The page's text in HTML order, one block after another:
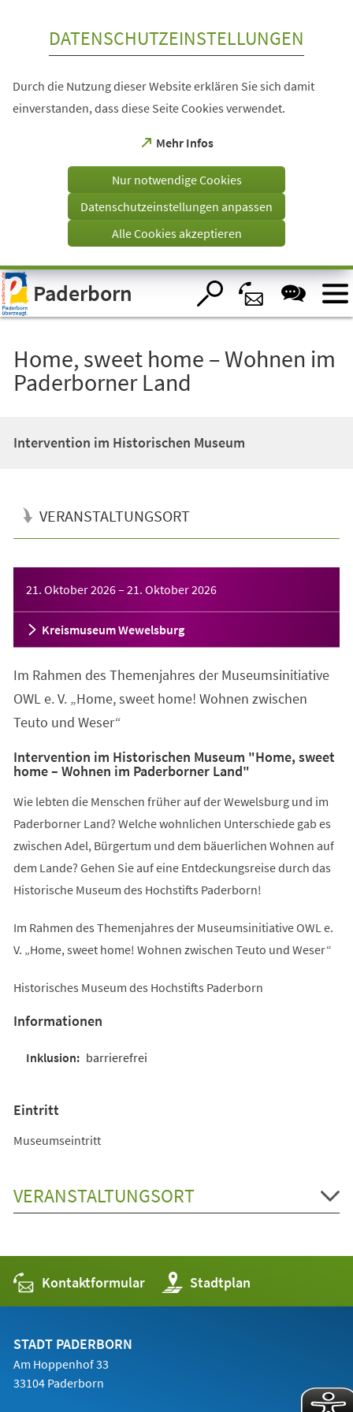
Visuelle
Assistenzsoftware
öffnen.
DATENSCHUTZEINSTELLUNGEN
Durch die Nutzung dieser Website erklären Sie sich damit
einverstanden, dass diese Seite Cookies verwendet.
Mehr Infos
(Öffnet
einem
Tab)
Nur notwendige Cookies
Datenschutzeinstellungen anpassen
Alle Cookies akzeptieren
Paderborn
Home, sweet home – Wohnen im
Paderborner Land
Intervention im Historischen Museum
VERANSTALTUNGSORT
21. Oktober 2026– 21. Oktober 2026
Kreismuseum Wewelsburg
Im Rahmen des Themenjahres der Museumsinitiative
OWL e. V. „Home, sweet home! Wohnen zwischen
Teuto und Weser“
Intervention im Historischen Museum "Home, sweet
home – Wohnen im Paderborner Land"
Wie lebten die Menschen früher auf der Wewelsburg und im
Paderborner Land? Welche wohnlichen Unterschiede gab es
zwischen Adel, Bürgertum und dem bäuerlichen Wohnen auf
dem Lande? Gehen Sie auf eine Entdeckungsreise durch das
Historische Museum des Hochstifts Paderborn!
Im Rahmen des Themenjahres der Museumsinitiative OWL e.
V. „Home, sweet home! Wohnen zwischen Teuto und Weser“
Historisches Museum des Hochstifts Paderborn
Informationen
barrierefrei
Eintritt
Museumseintritt
VERANSTALTUNGSORT
Kontaktformular Stadtplan
(Öffnet
in
einem
STADT PADERBORN
Am Hoppenhof 33
33104 Paderborn